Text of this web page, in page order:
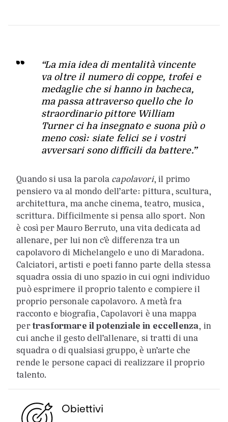
“La mia idea di mentalità vincente
va oltre il numero di coppe, trofei e
medaglie che si hanno in bacheca,
ma passa attraverso quello che lo
straordinario pittore William
Turner ci ha insegnato e suona più o
meno così: siate felici se i vostri
avversari sono difficili da battere.”
Quando si usa la parola capolavori, il primo
pensiero va al mondo dell’arte: pittura, scultura,
architettura, ma anche cinema, teatro, musica,
scrittura. Difficilmente si pensa allo sport. Non
è così per Mauro Berruto, una vita dedicata ad
allenare, per lui non c’è differenza tra un
capolavoro di Michelangelo e uno di Maradona.
Calciatori, artisti e poeti fanno parte della stessa
squadra ossia di uno spazio in cui ogni individuo
può esprimere il proprio talento e compiere il
proprio personale capolavoro. A metà fra
racconto e biografia, Capolavori è una mappa
pertrasformare il potenziale in eccellenza, in
cui anche il gesto dell’allenare, si tratti di una
squadra o di qualsiasi gruppo, è un’arte che
rende le persone capaci di realizzare il proprio
talento.
Obiettivi